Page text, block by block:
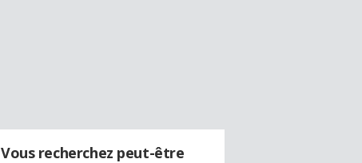
Vous recherchez peut-être